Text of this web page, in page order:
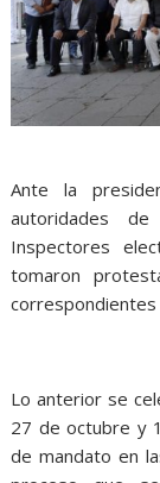
Ante la
autoridades
Inspectores
tomaron
Lo anterior se
27 de octubre y
de mandato en